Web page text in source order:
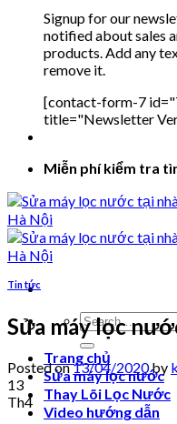
Signup for our
notified about sales
products. Add any
remove it.
[contact-form-7
title="Newsletter
Miễn phí kiểm tra
Search
for:
Trang chủ
Sửa máy lọc nước
Thay Lõi Lọc Nước
Video hướng dẫn
Tin tức
Sửa máy lọc
Posted on13/04/2020by
13
Th4